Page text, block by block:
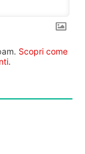
Scopri come
.